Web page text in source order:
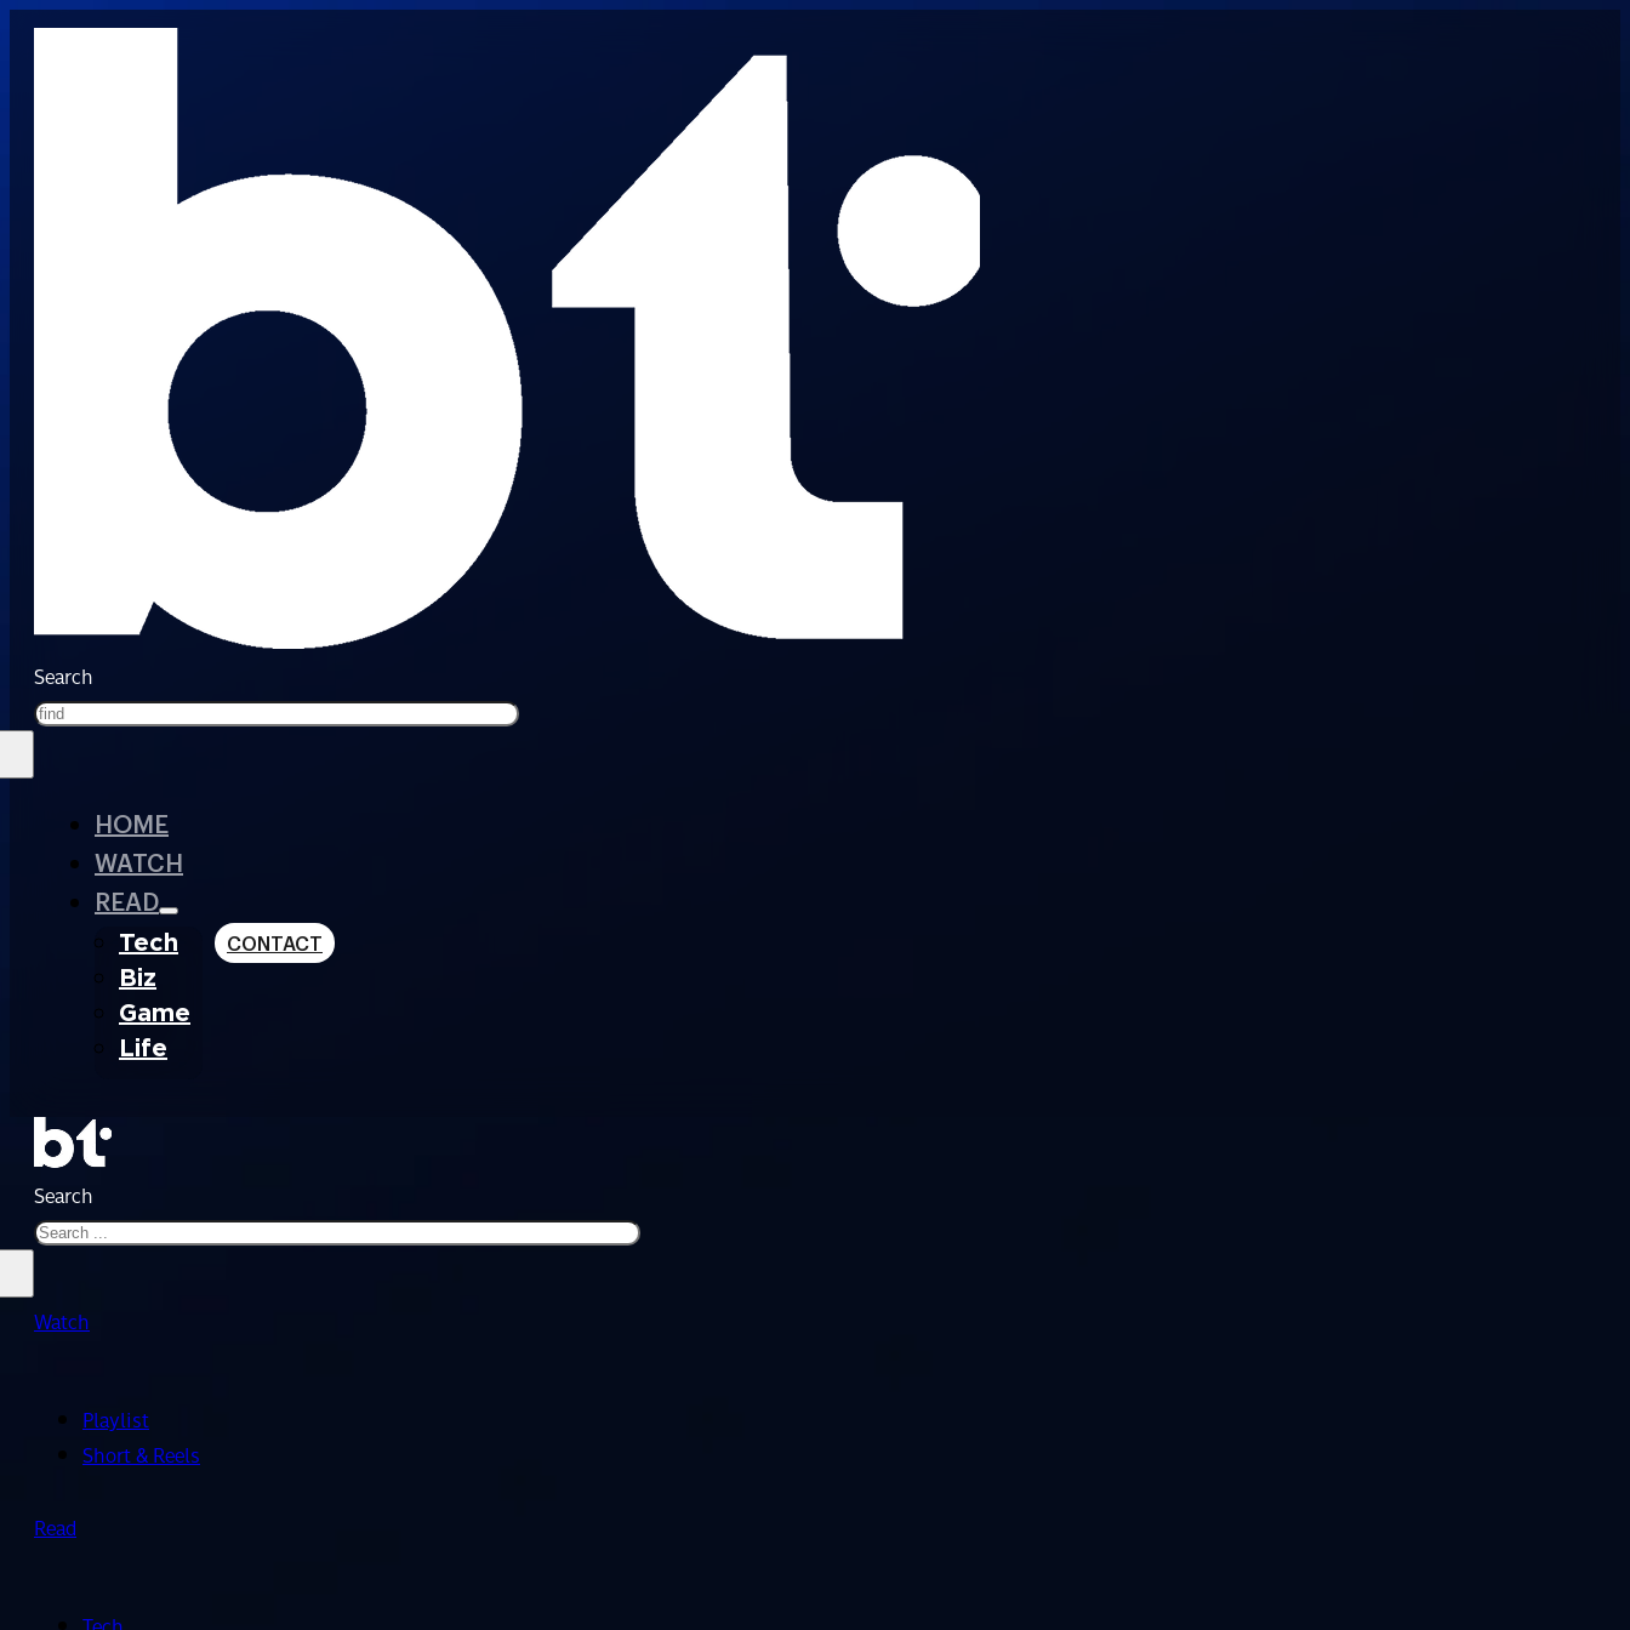
Search
HOME
WATCH
READ
Tech
Biz
Game
Life
CONTACT
Search
Watch
Playlist
Short & Reels
Read